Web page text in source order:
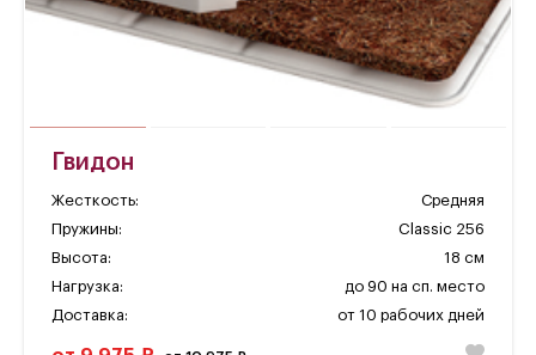
Гвидон
Жесткость:
Средняя
Пружины:
Classic 256
Высота:
18 см
Нагрузка:
до 90 на сп. место
Доставка:
от 10 рабочих дней